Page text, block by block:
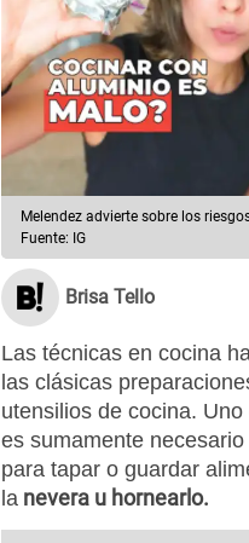
Melendez advierte sobre los
Fuente: IG
Brisa Tello
Las técnicas en cocina
las clásicas
utensilios de cocina.
es sumamente necesario
para tapar o guardar
la nevera u hornearlo.